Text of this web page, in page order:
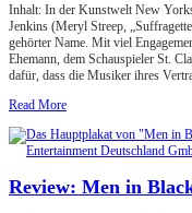
Inhalt: In der Kunstwelt New
Jenkins (Meryl Streep,
gehörter Name. Mit viel
Ehemann, dem Schauspieler St.
dafür, dass die Musiker ihres
Read More
Review: Men in